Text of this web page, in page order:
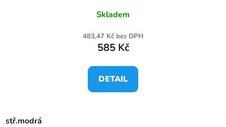
Skladem
483,47 Kč bez DPH
585 Kč
DETAIL
stř.modrá